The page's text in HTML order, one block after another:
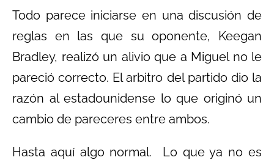
Todo parece iniciarse en una discusión de
reglas en las que su oponente, Keegan
Bradley, realizó un alivio que a Miguel no le
pareció correcto. El arbitro del partido dio la
razón al estadounidense lo que originó un
cambio de pareceres entre ambos.
Hasta aquí algo normal. Lo que ya no es